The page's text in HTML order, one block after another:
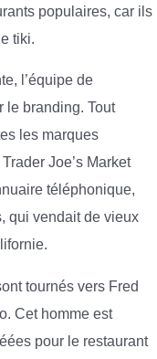
populaires, car ils
tiki.
l’équipe de
le branding. Tout
les marques
Joe’s Market
téléphonique,
qui vendait de vieux
tournés vers Fred
Cet homme est
pour le restaurant